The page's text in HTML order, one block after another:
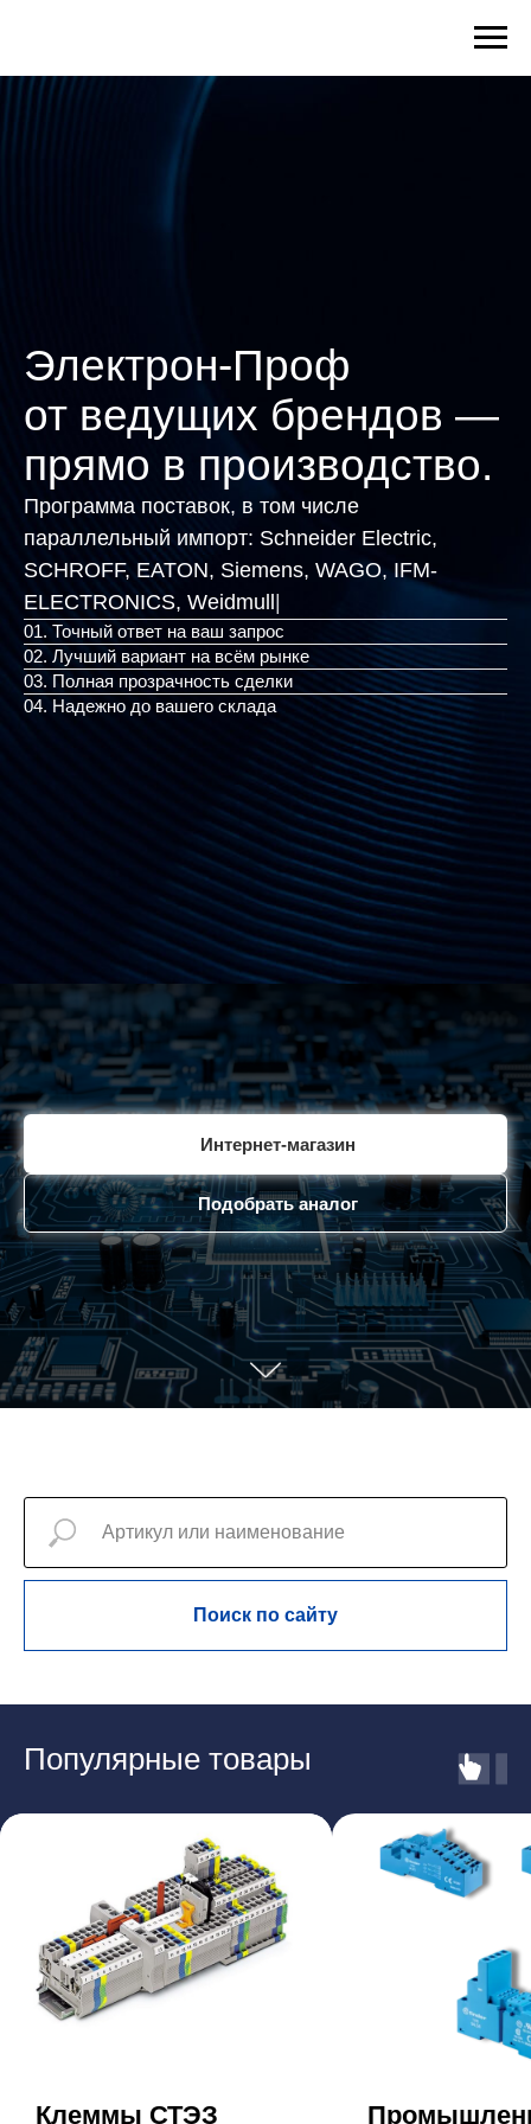
Электрон-Проф
от ведущих брендов —
прямо в производство.
Программа поставок, в том числе
параллельный импорт: Schneider Electric,
SCHROFF, EATON, Siemens, WAGO, IFM-
ELECTRON|
01. Точный ответ на ваш запрос
02. Лучший вариант на всём рынке
03. Полная прозрачность сделки
04. Надежно до вашего склада
Интернет-магазин
Подобрать аналог
Поиск по сайту
Популярные товары
Клеммы СТЭЗ